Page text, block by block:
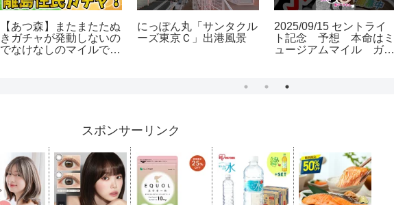
【あつ森】またまたたぬ
きガチャが発動しないの
でなけなしのマイルで離
にっぽん丸「サンタクル
ーズ東京Ｃ」出港風景
2025/09/15 セントライ
ト記念 予想 本命はミ
ュージアムマイル ガチ
るのもひとつの手 マグ
スポンサーリンク